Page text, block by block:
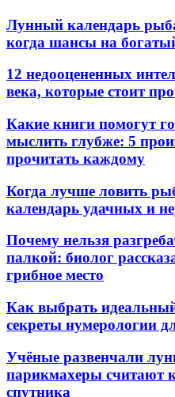
Лунный календарь
когда шансы на
12 недооцененных
века, которые стоит
Какие книги помогут
мыслить глубже: 5
прочитать каждому
Когда лучше ловить
календарь удачных и
Почему нельзя
палкой: биолог
грибное место
Как выбрать
секреты нумерологии
Учёные развенчали
парикмахеры считают
спутника